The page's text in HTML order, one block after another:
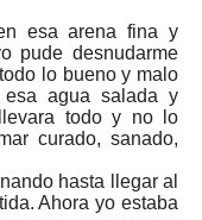
esa arena fina y
pude desnudarme
lo bueno y malo
agua salada y
todo y no lo
curado, sanado,
hasta llegar al
Ahora yo estaba